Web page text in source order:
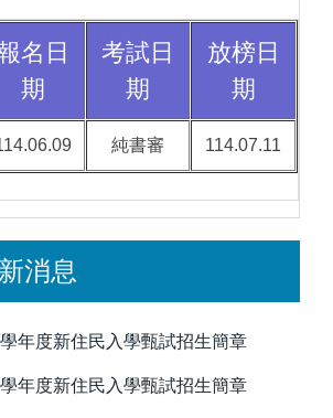
名日
期
考試日
期
放榜日
期
純書審 114.07.11
消息
年度新住民入學甄試招生簡章
年度新住民入學甄試招生簡章